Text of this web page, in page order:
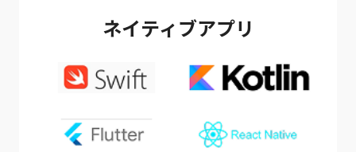
ネイティブアプリ